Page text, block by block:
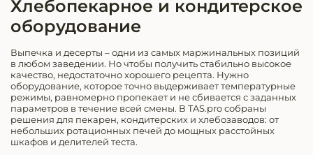
Хлебопекарное и кондитерское
оборудование
Выпечка и десерты – одни из самых маржинальных позиций
в любом заведении. Но чтобы получить стабильно высокое
качество, недостаточно хорошего рецепта. Нужно
оборудование, которое точно выдерживает температурные
режимы, равномерно пропекает и не сбивается с заданных
параметров в течение всей смены. В TAS.pro собраны
решения для пекарен, кондитерских и хлебозаводов: от
небольших ротационных печей до мощных расстойных
шкафов и делителей теста.